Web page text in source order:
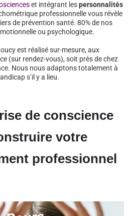
et intégrant lespersonnalités
professionnelle vous révèle
de prévention santé. 80% de nos
ou psychologique.
est réalisé sur-mesure, aux
(sur rendez-vous), soit près de chez
Nous nous adaptons totalement à
s’il y a lieu.
de conscience
votre
professionnel